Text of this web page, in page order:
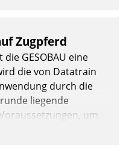
Zugpferd
GESOBAU eine
die von Datatrain
durch die
liegende
um
und weitere